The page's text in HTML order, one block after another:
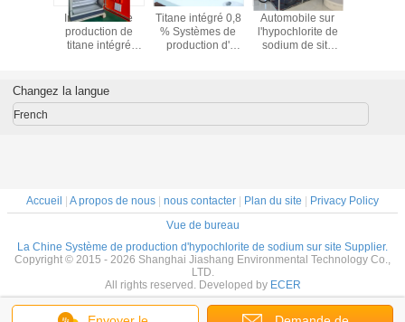
Installation de
production de
titane intégré
sodium 15 kg / h
Titane intégré 0,8
% Systèmes de
production d'
Automobile sur
l'hypochlorite de
sodium de site
Changez la langue
French
Accueil A propos de nous nous contacter Plan du site
Privacy Policy
Vue de bureau
La Chine Système de production d'hypochlorite de sodium sur site Supplier.
Copyright © 2015 - 2026 Shanghai Jiashang Environmental Technology Co.,
LTD.
All rights reserved. Developed by ECER